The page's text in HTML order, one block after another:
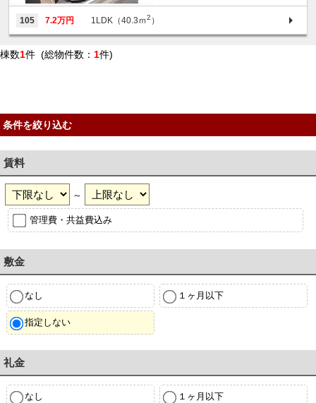
105 7.2万円 1LDK（40.3ｍ2 ）
棟数1件 (総物件数： 1件)
条件を絞り込む
賃料
～
管理費・共益費込み
敷金
なし １ヶ月以下
指定しない
礼金
なし １ヶ月以下